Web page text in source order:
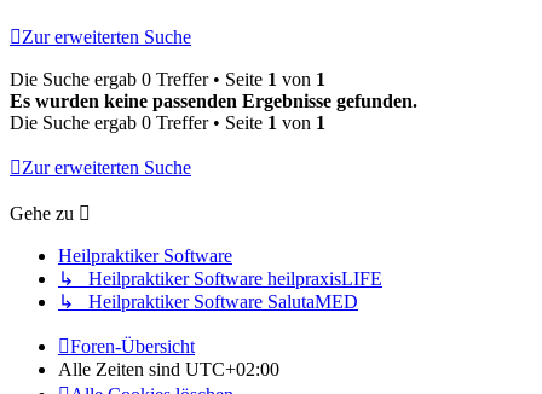
Zur erweiterten Suche
Die Suche ergab 0 Treffer • Seite 1 von 1
Es wurden keine passenden Ergebnisse gefunden.
Die Suche ergab 0 Treffer • Seite 1 von 1
Zur erweiterten Suche
Gehe zu
Heilpraktiker Software
↳ Heilpraktiker Software heilpraxisLIFE
↳ Heilpraktiker Software SalutaMED
Foren-Übersicht
Alle Zeiten sind UTC+02:00